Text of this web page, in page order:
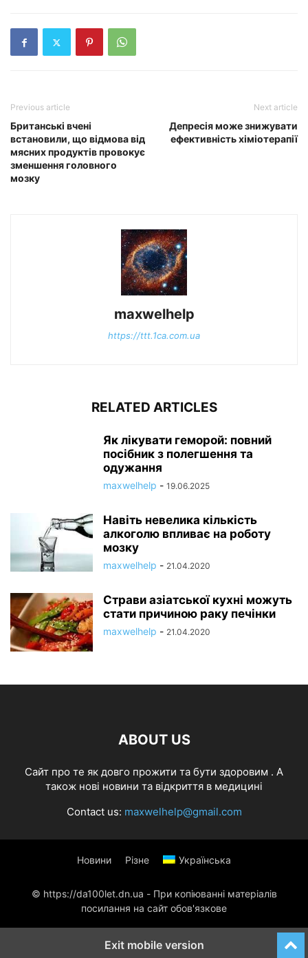
Previous article
Британські вчені
встановили, що відмова від
мясних продуктів провокує
зменшення головного
мозку
Next article
Депресія може знижувати
ефективність хіміотерапії
maxwelhelp
https://ttt.1ca.com.ua
RELATED ARTICLES
Як лікувати геморой: повний
посібник з полегшення та
одужання
maxwelhelp - 19.06.2025
Навіть невелика кількість
алкоголю впливає на роботу
мозку
maxwelhelp - 21.04.2020
Страви азіатської кухні можуть
стати причиною раку печінки
maxwelhelp - 21.04.2020
ABOUT US
Cайт про те як довго прожити та бути здоровим . А
також нові новини та відкриття в медицині
Contact us: maxwelhelp@gmail.com
Новини Різне Українська
© https://da100let.dn.ua - При копіюванні матеріалів
посилання на сайт обов'язкове
Exit mobile version